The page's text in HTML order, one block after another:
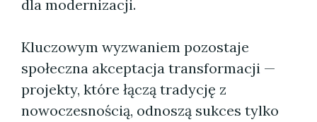
dla modernizacji.
Kluczowym wyzwaniem pozostaje
społeczna akceptacja transformacji —
projekty, które łączą tradycję z
nowoczesnością, odnoszą sukces tylko